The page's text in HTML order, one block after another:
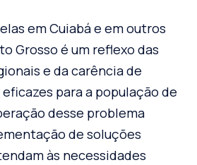
em Cuiabá e em outros
Grosso é um reflexo das
e da carência de
para a população de
desse problema
de soluções
às necessidades